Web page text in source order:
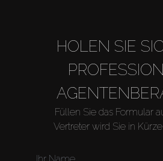
HOLEN SIE
Füllen Sie das Formular
Vertreter wird Sie in